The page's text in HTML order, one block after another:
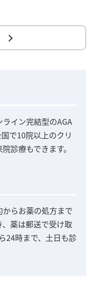
イン完結型のAGA
で10院以上のクリ
診療もできます。
らお薬の処方まで
薬は郵送で受け取
24時まで、土日も診